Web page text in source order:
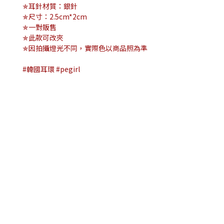
✯耳針材質：銀針
✯尺寸：2.5cm*2cm
✯一對販售
✯此款可改夾
✯因拍攝燈光不同，實際色以商品照為準
#韓國耳環 #pegirl